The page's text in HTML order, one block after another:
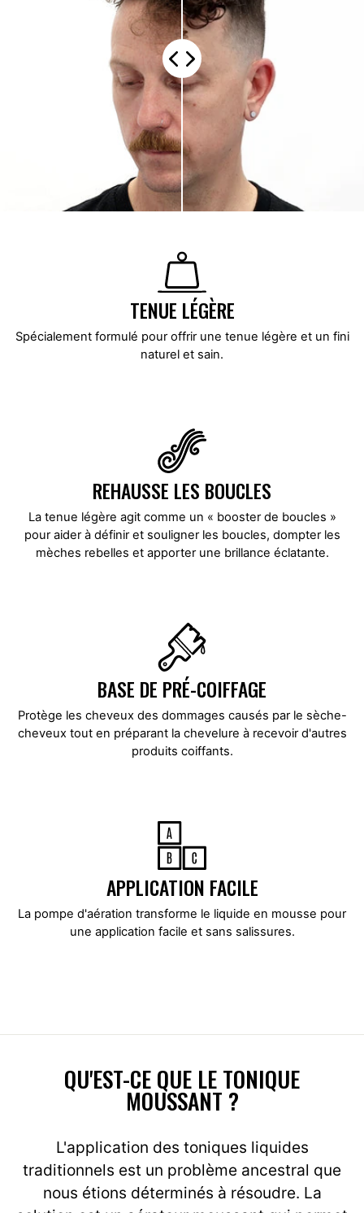
TENUE LÉGÈRE
Spécialement formulé pour offrir une tenue légère et un fini
naturel et sain.
REHAUSSE LES BOUCLES
La tenue légère agit comme un « booster de boucles »
pour aider à définir et souligner les boucles, dompter les
mèches rebelles et apporter une brillance éclatante.
BASE DE PRÉ-COIFFAGE
Protège les cheveux des dommages causés par le sèche-
cheveux tout en préparant la chevelure à recevoir d'autres
produits coiffants.
APPLICATION FACILE
La pompe d'aération transforme le liquide en mousse pour
une application facile et sans salissures.
QU'EST-CE QUE LE TONIQUE
MOUSSANT ?
L'application des toniques liquides
traditionnels est un problème ancestral que
nous étions déterminés à résoudre. La